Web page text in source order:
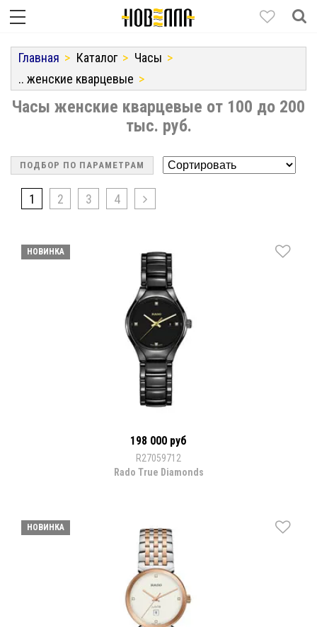
Главная Каталог
Часы
.. женские кварцевые
Часы женские кварцевые от 100 до 200
тыс. руб.
ПОДБОР ПО ПАРАМЕТРАМ
1 2 3 4
НОВИНКА
198 000 руб
R27059712
Rado True Diamonds
НОВИНКА